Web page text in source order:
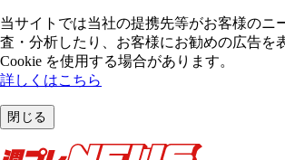
当サイトでは当社の提携先等がお客様のニ
査・分析したり、お客様にお勧めの広告を
Cookie を使⽤する場合があります。
詳しくはこちら
閉じる